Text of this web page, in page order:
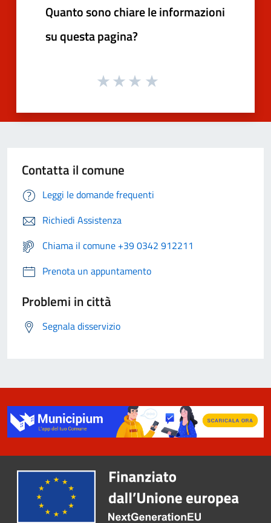
Quanto sono chiare le informazioni
su questa pagina?
Contatta il comune
Leggi le domande frequenti
Richiedi Assistenza
Chiama il comune +39 0342 912211
Prenota un appuntamento
Problemi in città
Segnala disservizio